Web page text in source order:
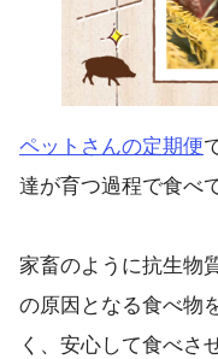
ペットさんの定期便
達が育つ過程で食べ
家畜のように抗生物
の原因となる食べ物
く、安心して食べさ